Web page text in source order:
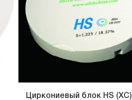
Циркониевый блок HS (ХС)